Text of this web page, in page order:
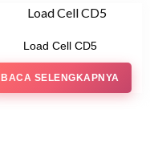
Load Cell CD5
BACA SELENGKAPNYA